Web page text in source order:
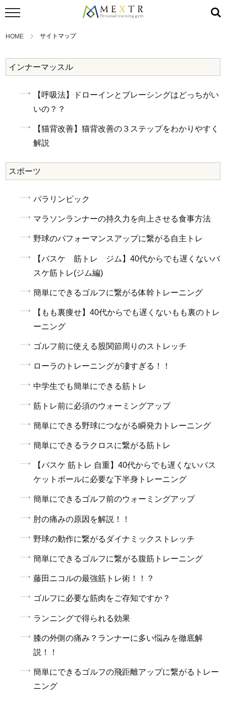
HOME サイトマップ
インナーマッスル
【呼吸法】ドローインとブレーシングはどっちがい
いの？？
【猫背改善】猫背改善の３ステップをわかりやすく
解説
スポーツ
パラリンピック
マラソンランナーの持久力を向上させる食事方法
野球のパフォーマンスアップに繋がる自主トレ
【バスケ 筋トレ ジム】40代からでも遅くないバ
スケ筋トレ(ジム編)
簡単にできるゴルフに繋がる体幹トレーニング
【もも裏痩せ】40代からでも遅くないもも裏のトレ
ーニング
ゴルフ前に使える股関節周りのストレッチ
ローラのトレーニングが凄すぎる！！
中学生でも簡単にできる筋トレ
筋トレ前に必須のウォーミングアップ
簡単にできる野球につながる瞬発力トレーニング
簡単にできるラクロスに繋がる筋トレ
【バスケ 筋トレ 自重】40代からでも遅くないバス
ケットボールに必要な下半身トレーニング
簡単にできるゴルフ前のウォーミングアップ
肘の痛みの原因を解説！！
野球の動作に繋がるダイナミックストレッチ
簡単にできるゴルフに繋がる腹筋トレーニング
藤田ニコルの最強筋トレ術！！？
ゴルフに必要な筋肉をご存知ですか？
ランニングで得られる効果
膝の外側の痛み？ランナーに多い悩みを徹底解
説！！
簡単にできるゴルフの飛距離アップに繋がるトレー
ニング